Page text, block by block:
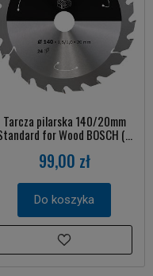
Tarcza pilarska 140/20mm
for Wood BOSCH (...
99,00 zł
Do koszyka